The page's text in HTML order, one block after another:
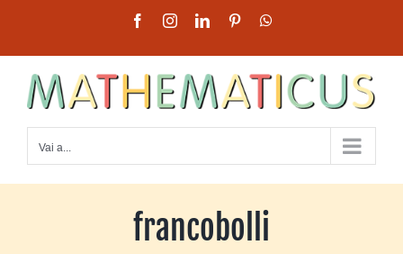
contenuto
FacebookInstagramLinkedInPinterest
Vai a...
francobolli